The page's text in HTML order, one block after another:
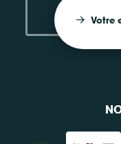
Votre